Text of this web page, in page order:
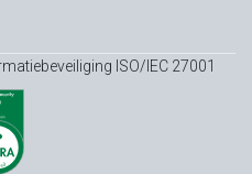
ISO/IEC 27001